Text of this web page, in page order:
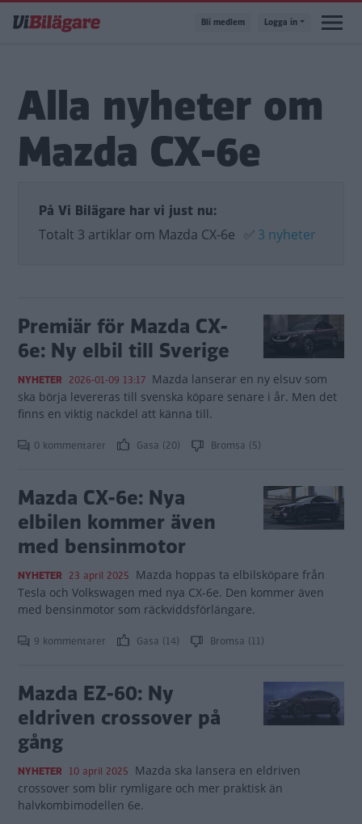
till
Bli medlem Logga in
Alla nyheter om
Mazda CX-6e
På Vi Bilägare har vi just nu:
Totalt 3 artiklar om Mazda CX-6e ✅ 3 nyheter
Premiär för Mazda CX-
6e: Ny elbil till Sverige
NYHETER 2026-01-09 13:17 Mazda lanserar en ny elsuv som
ska börja levereras till svenska köpare senare i år. Men det
finns en viktig nackdel att känna till.
0 kommentarer Gasa (20) Bromsa (5)
Mazda CX-6e: Nya
elbilen kommer även
med bensinmotor
NYHETER 23 april 2025 Mazda hoppas ta elbilsköpare från
Tesla och Volkswagen med nya CX-6e. Den kommer även
med bensinmotor som räckviddsförlängare.
9 kommentarer Gasa (14) Bromsa (11)
Mazda EZ-60: Ny
eldriven crossover på
gång
NYHETER 10 april 2025 Mazda ska lansera en eldriven
crossover som blir rymligare och mer praktisk än
halvkombimodellen 6e.